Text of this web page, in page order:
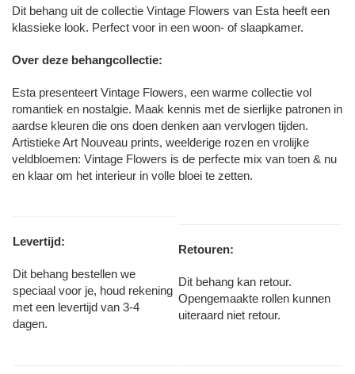
Dit behang uit de collectie Vintage Flowers van Esta heeft een
klassieke look. Perfect voor in een woon- of slaapkamer.
Over deze behangcollectie:
Esta presenteert Vintage Flowers, een warme collectie vol
romantiek en nostalgie. Maak kennis met de sierlijke patronen in
aardse kleuren die ons doen denken aan vervlogen tijden.
Artistieke Art Nouveau prints, weelderige rozen en vrolijke
veldbloemen: Vintage Flowers is de perfecte mix van toen & nu
en klaar om het interieur in volle bloei te zetten.
Levertijd:
Dit behang bestellen we
speciaal voor je, houd rekening
met een levertijd van 3-4
dagen.
Retouren:
Dit behang kan retour.
Opengemaakte rollen kunnen
uiteraard niet retour.